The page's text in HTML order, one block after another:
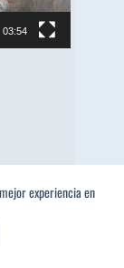
experiencia en
03:54